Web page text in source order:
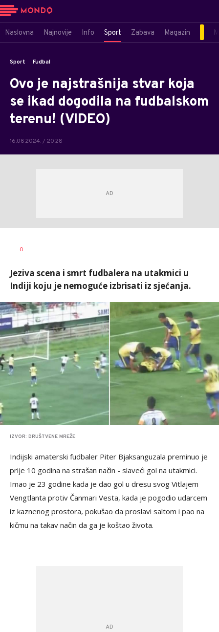
Naslovna Najnovije Info Sport Zabava Magazin
Sport Fudbal
Ovo je najstrašnija stvar koja
se ikad dogodila na fudbalskom
terenu! (VIDEO)
16.08.2024. / 20:28
AUTOR
0
Jeziva scena i smrt fudbalera na utakmici u
Indiji koju je nemoguće izbrisati iz sjećanja.
IZVOR: DRUŠTVENE MREŽE
Indijski amaterski fudbaler Piter Bjaksanguzala preminuo je
prije 10 godina na strašan način - slaveći gol na utakmici.
Imao je 23 godine kada je dao gol u dresu svog Vitlajem
Vengtlanta protiv Čanmari Vesta, kada je pogodio udarcem
iz kaznenog prostora, pokušao da proslavi saltom i pao na
kičmu na takav način da ga je koštao života.